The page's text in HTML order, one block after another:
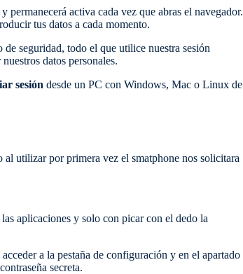
permanecerá activa cada vez que abras el navegador.
tus datos a cada momento.
seguridad, todo el que utilice nuestra sesión
datos personales.
sesión desde un PC con Windows, Mac o Linux de
al utilizar por primera vez el smatphone nos solicitara
aplicaciones y solo con picar con el dedo la
a la pestaña de configuración y en el apartado
secreta.